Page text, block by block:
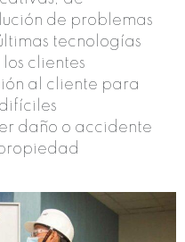
de problemas
tecnologías
clientes
al cliente para
daño o accidente